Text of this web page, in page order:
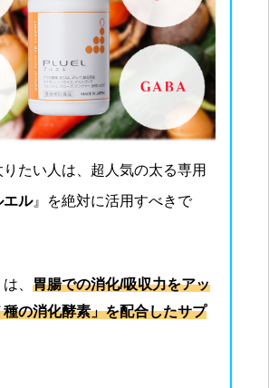
たい人は、超人気の太る専用
エル』を絶対に活用すべきで
、 胃腸での消化/吸収力をアッ
の消化酵素」を配合したサプ